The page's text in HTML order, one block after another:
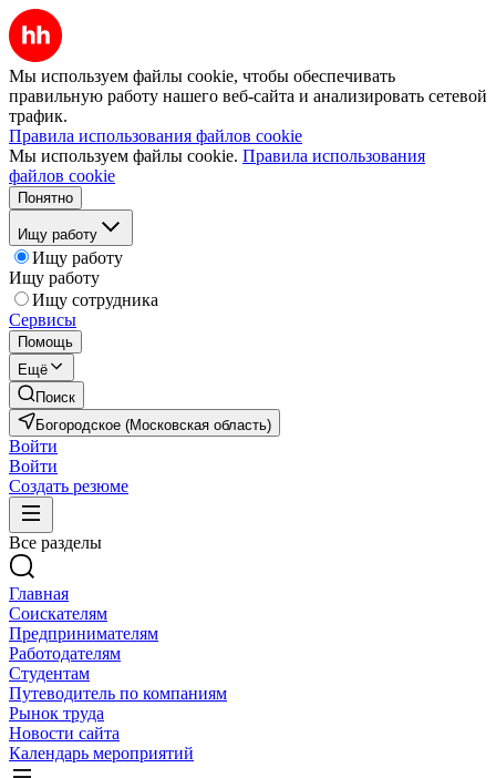
Мы используем файлы cookie, чтобы обеспечивать
правильную работу нашего веб-сайта и анализировать сетевой
трафик.
Правила использования файлов cookie
Мы используем файлы cookie. Правила использования
файлов cookie
Понятно
Ищу работу
Ищу работу
Ищу работу
Ищу сотрудника
Сервисы
Помощь
Ещё
Поиск
Богородское (Московская область)
Войти
Войти
Создать резюме
Все разделы
Главная
Соискателям
Предпринимателям
Работодателям
Студентам
Путеводитель по компаниям
Рынок труда
Новости сайта
Календарь мероприятий